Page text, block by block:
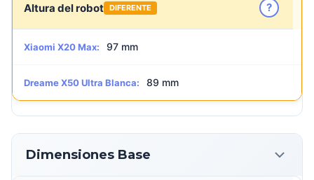
Altura del robot DIFERENTE ?
Xiaomi X20 Max: 97 mm
Dreame X50 Ultra Blanca: 89 mm
Dimensiones Base